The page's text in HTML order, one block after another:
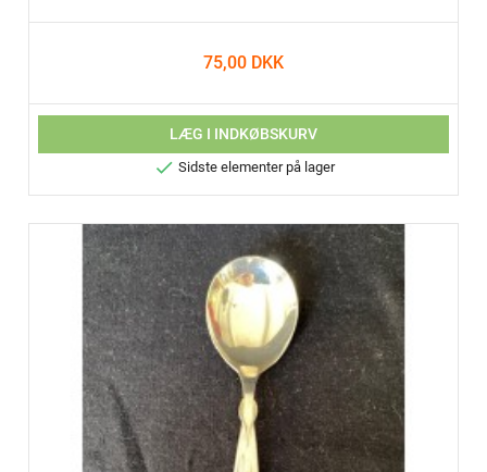
75,00 DKK
LÆG I INDKØBSKURV
 Sidste elementer på lager